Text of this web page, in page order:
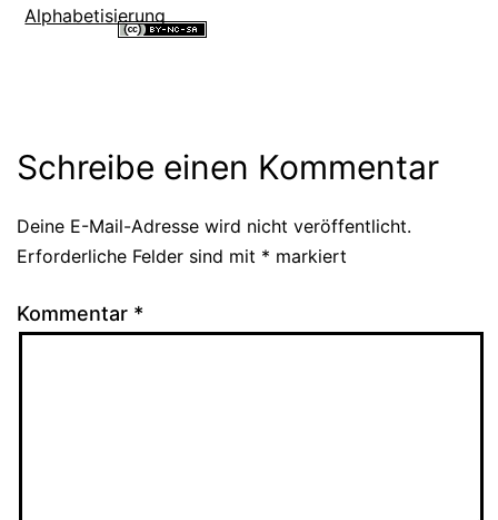
Alphabetisierung
Schreibe einen Kommentar
Deine E-Mail-Adresse wird nicht veröffentlicht.
Erforderliche Felder sind mit * markiert
Kommentar *
Alternative: